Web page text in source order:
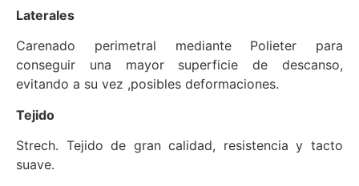
Laterales
Carenado perimetral mediante Polieter para
conseguir una mayor superficie de descanso,
evitando a su vez ,posibles deformaciones.
Tejido
Strech. Tejido de gran calidad, resistencia y tacto
suave.